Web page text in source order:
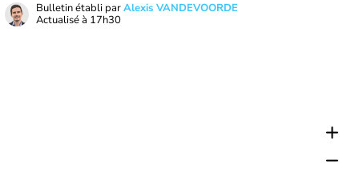
Bulletin établi parAlexis VANDEVOORDE
Actualisé à 17h30